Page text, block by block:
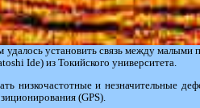
установить связь между
Ide) из Токийского университета.
низкочастотные и незначительные
(GPS).